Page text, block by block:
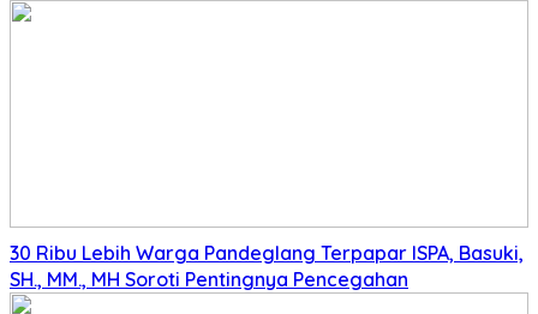
30 Ribu Lebih Warga Pandeglang Terpapar ISPA, Basuki,
SH., MM., MH Soroti Pentingnya Pencegahan